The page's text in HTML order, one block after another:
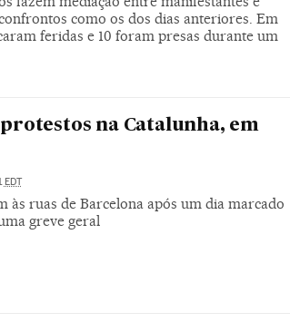
como os dos dias anteriores. Em
feridas e 10 foram presas durante um
na Catalunha, em
EDT
às ruas de Barcelona após um dia marcado
greve geral